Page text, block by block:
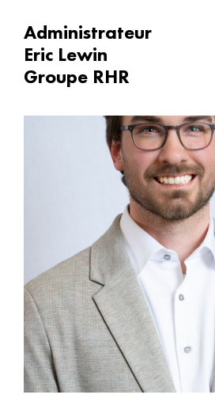
Administrateur
Eric Lewin
Groupe RHR